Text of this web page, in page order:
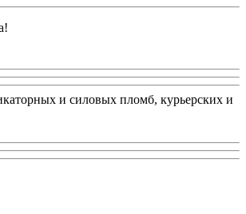
и силовых пломб, курьерских и